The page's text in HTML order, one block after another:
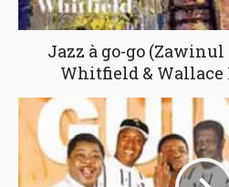
Jazz à go-go
Whitfield & Wallace